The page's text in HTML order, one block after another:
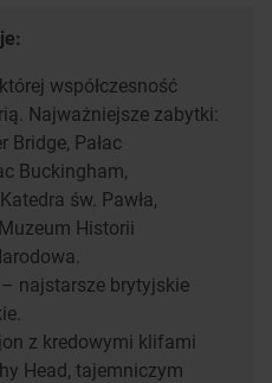
współczesność
Najważniejsze zabytki:
Bridge, Pałac
Buckingham,
św. Pawła,
Historii
– najstarsze brytyjskie
z kredowymi klifami
Head, tajemniczym